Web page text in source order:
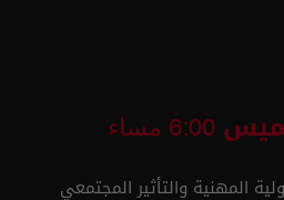
6:00 مساء
المهنية والتأثير المجتمعي